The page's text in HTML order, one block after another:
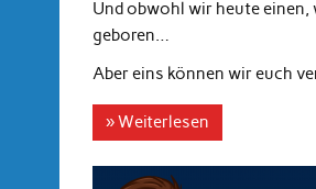
Und obwohl wir heute einen,
geboren…
Aber eins können wir euch
» Weiterlesen